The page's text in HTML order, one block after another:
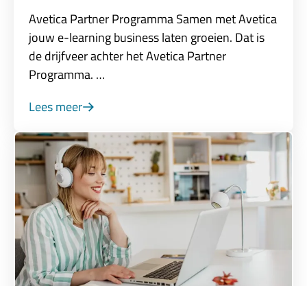
Avetica Partner Programma Samen met Avetica
jouw e-learning business laten groeien. Dat is
de drijfveer achter het Avetica Partner
Programma. …
Lees meer